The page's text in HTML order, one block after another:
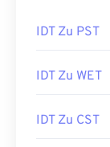
IDT Zu PST
IDT Zu WET
IDT Zu CST